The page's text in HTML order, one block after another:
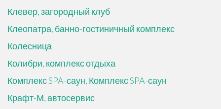
Клевер, загородный клуб
Клеопатра, банно-гостиничный комплекс
Колесница
Колибри, комплекс отдыха
Комплекс SPA-саун, Комплекс SPA-саун
Крафт-М, автосервис